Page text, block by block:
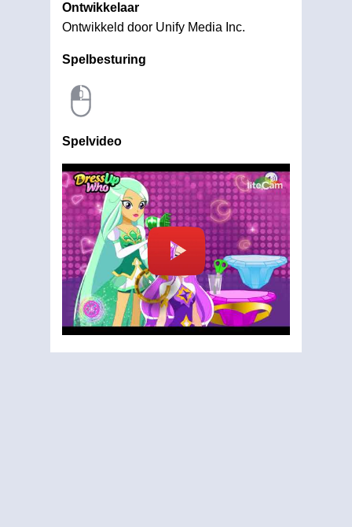
Ontwikkelaar
Ontwikkeld door Unify Media Inc.
Spelbesturing
Spelvideo